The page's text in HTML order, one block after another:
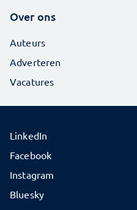
Over ons
Auteurs
Adverteren
Vacatures
LinkedIn
Facebook
Instagram
Bluesky